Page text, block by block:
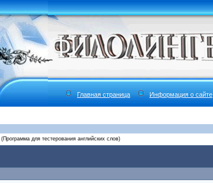
Главная страница Информация о сайте
(Программа для тестерования английских слов)